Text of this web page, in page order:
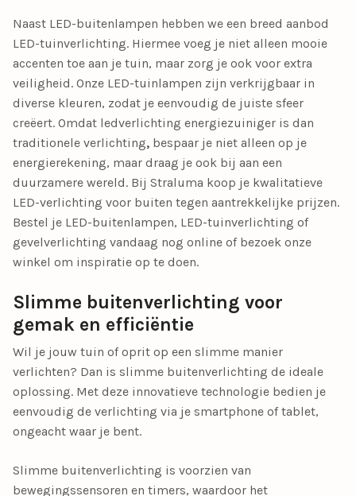
Naast LED-buitenlampen hebben we een breed aanbod
LED-tuinverlichting. Hiermee voeg je niet alleen mooie
accenten toe aan je tuin, maar zorg je ook voor extra
veiligheid. Onze LED-tuinlampen zijn verkrijgbaar in
diverse kleuren, zodat je eenvoudig de juiste sfeer
creëert. Omdat ledverlichting energiezuiniger is dan
traditionele verlichting, bespaar je niet alleen op je
energierekening, maar draag je ook bij aan een
duurzamere wereld. Bij Straluma koop je kwalitatieve
LED-verlichting voor buiten tegen aantrekkelijke prijzen.
Bestel je LED-buitenlampen, LED-tuinverlichting of
gevelverlichting vandaag nog online of bezoek onze
winkel om inspiratie op te doen.
Slimme buitenverlichting voor
gemak en efficiëntie
Wil je jouw tuin of oprit op een slimme manier
verlichten? Dan is slimme buitenverlichting de ideale
oplossing. Met deze innovatieve technologie bedien je
eenvoudig de verlichting via je smartphone of tablet,
ongeacht waar je bent.
Slimme buitenverlichting is voorzien van
bewegingssensoren en timers, waardoor het